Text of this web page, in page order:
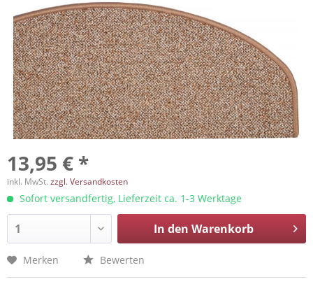
13,95 € *
inkl. MwSt. zzgl. Versandkosten
Sofort versandfertig, Lieferzeit ca. 1-3 Werktage
In den Warenkorb
Merken Bewerten